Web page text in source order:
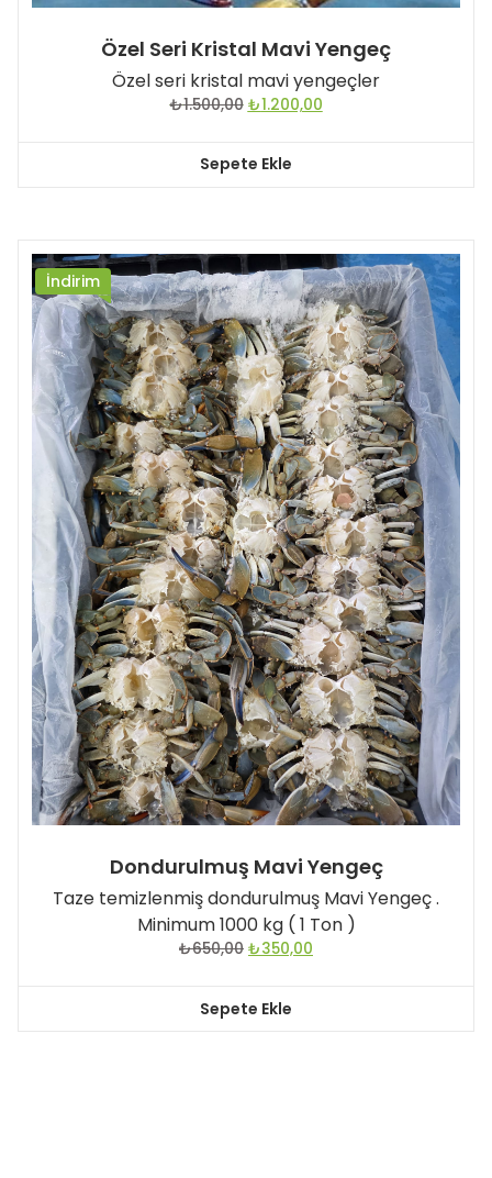
Özel Seri Kristal Mavi Yengeç
Özel seri kristal mavi yengeçler
₺1.500,00 Orijinal
₺1.200,00Şu
Sepete Ekle
İndirim
Dondurulmuş Mavi Yengeç
Taze temizlenmiş dondurulmuş Mavi Yengeç .
Minimum 1000 kg ( 1 Ton )
₺650,00 Orijinal
₺350,00
Sepete Ekle